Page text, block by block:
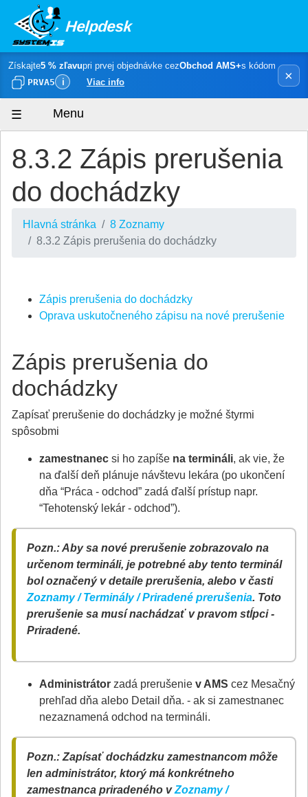
Helpdesk
Získajte5 % zľavupri prvej objednávke cezObchod AMS+s kódom
PRVA5
ℹ Viac info ×
Menu
8.3.2 Zápis prerušenia
do dochádzky
Hlavná stránka
8 Zoznamy
8.3.2 Zápis prerušenia do dochádzky
Zápis prerušenia do dochádzky
Oprava uskutočneného zápisu na nové prerušenie
Zápis prerušenia do
dochádzky
Zapísať prerušenie do dochádzky je možné štyrmi
spôsobmi
zamestnanec si ho zapíše na termináli, ak vie, že
na ďalší deň plánuje návštevu lekára (po ukončení
dňa “Práca - odchod” zadá ďalší prístup napr.
“Tehotenský lekár - odchod”).
Pozn.: Aby sa nové prerušenie zobrazovalo na
určenom termináli, je potrebné aby tento terminál
bol označený v detaile prerušenia, alebo v časti
Zoznamy / Terminály / Priradené prerušenia. Toto
prerušenie sa musí nachádzať v pravom stĺpci -
Priradené.
Administrátor zadá prerušenie v AMS cez Mesačný
prehľad dňa alebo Detail dňa. - ak si zamestnanec
nezaznamená odchod na termináli.
Pozn.: Zapísať dochádzku zamestnancom môže
len administrátor, ktorý má konkrétneho
zamestnanca priradeného vZoznamy /